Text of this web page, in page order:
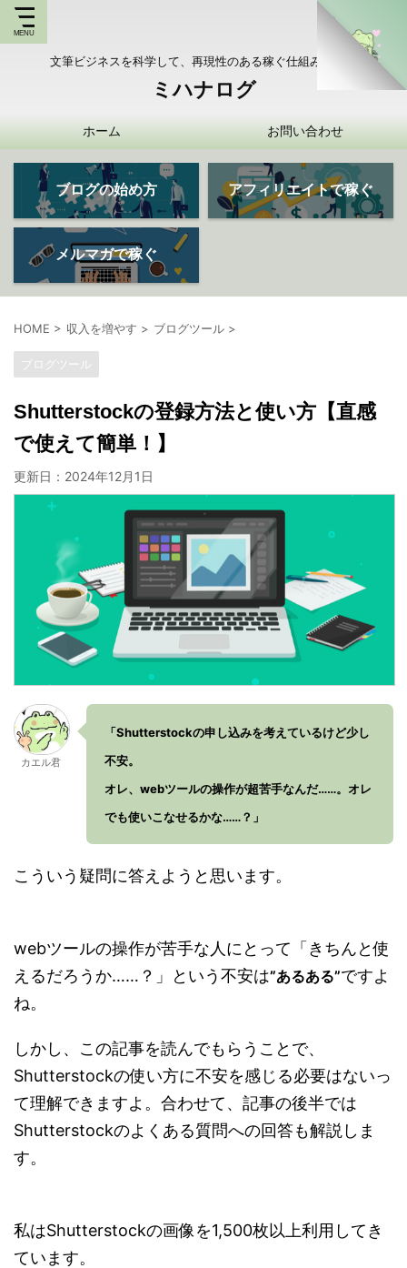
文筆ビジネスを科学して、再現性のある稼ぐ仕組みを持つ
ミハナログ
ホーム お問い合わせ
ブログの始め方 アフィリエイトで稼ぐ
メルマガで稼ぐ
HOME > 収入を増やす > ブログツール >
ブログツール
Shutterstockの登録方法と使い方【直感
で使えて簡単！】
更新日： 2024年12月1日
カエル君
「Shutterstockの申し込みを考えているけど少し
不安。
オレ、webツールの操作が超苦手なんだ……。オレ
でも使いこなせるかな……？」
こういう疑問に答えようと思います。
webツールの操作が苦手な人にとって「きちんと使
えるだろうか……？」という不安は”あるある”ですよ
ね。
しかし、この記事を読んでもらうことで、
Shutterstockの使い方に不安を感じる必要はないっ
て理解できますよ。合わせて、記事の後半では
Shutterstockのよくある質問への回答も解説しま
す。
私はShutterstockの画像を1,500枚以上利用してき
ています。